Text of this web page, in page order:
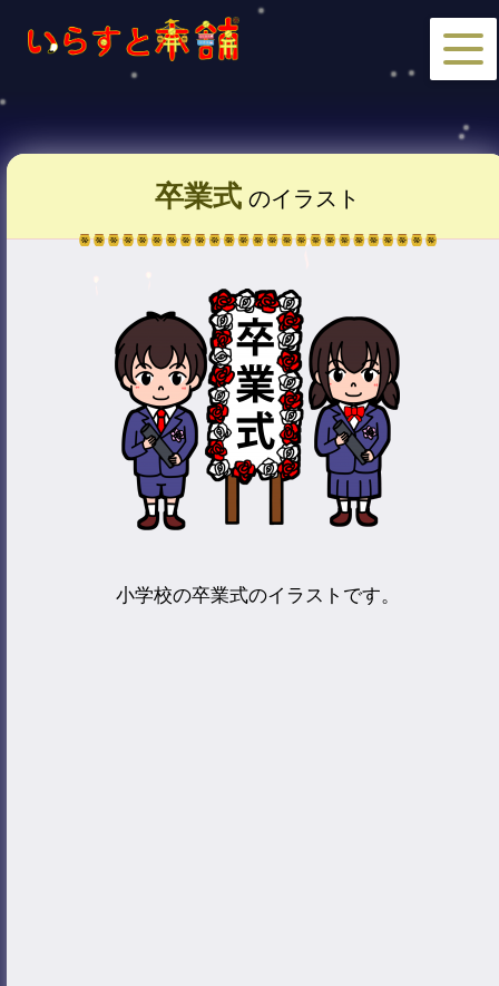
卒業式 のイラスト
小学校の卒業式のイラストです。